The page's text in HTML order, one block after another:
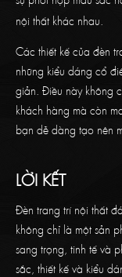
nội thất khác nhau.
Các thiết kế của đèn
những kiểu dáng cổ
giản. Điều này không
khách hàng mà còn
bạn dễ dàng tạo nên
LỜI KẾT
Đèn trang trí nội thất
không chỉ là một sản
sang trọng, tinh tế và
sắc, thiết kế và kiểu